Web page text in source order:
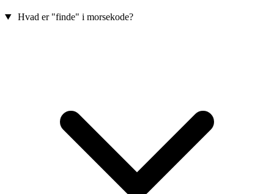
Hvad er "finde" i morsekode?